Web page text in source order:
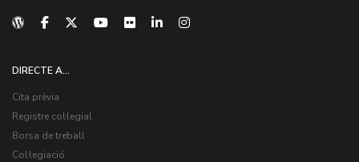
DIRECTE A...
Cita prèvia
Registre col·legial
Borsa de treball
Col·legiació